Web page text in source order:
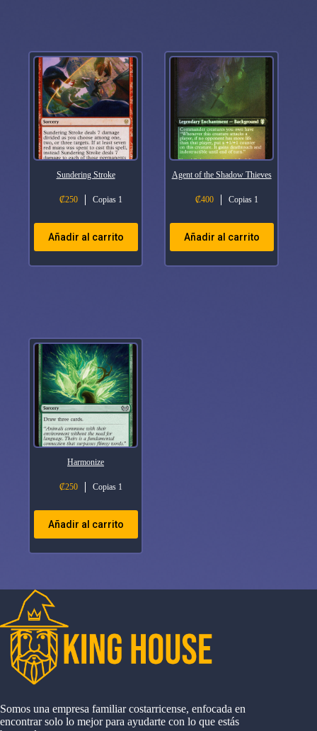
Sundering Stroke
₡250 Copias 1
Añadir al carrito
Agent of the Shadow Thieves
₡400 Copias 1
Añadir al carrito
Harmonize
₡250 Copias 1
Añadir al carrito
Somos una empresa familiar costarricense, enfocada en
encontrar solo lo mejor para ayudarte con lo que estás